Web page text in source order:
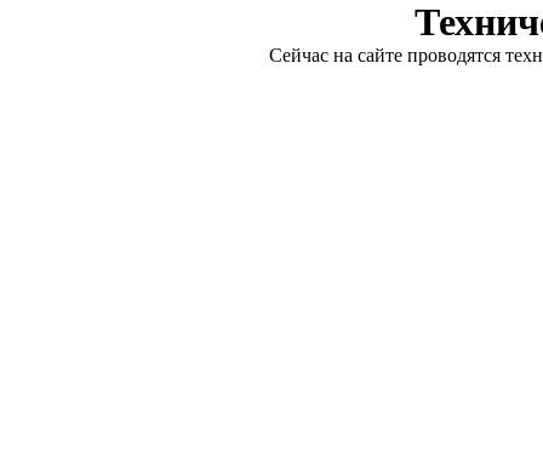
Сейчас на сайте проводятся